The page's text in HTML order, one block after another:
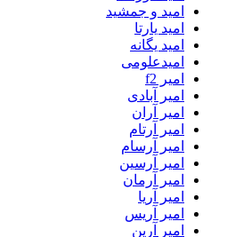
امید و جمشید
امید یارتا
امید یگانه
امیدعلومی
امیر f2
امیر آبادی
امیر آران
امیر آرتام
امیر آرسام
امیر آرسین
امیر آرمان
امیر آریا
امیر آریس
امیر آرین